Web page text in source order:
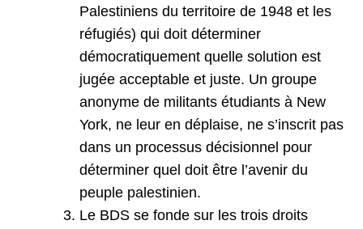
Palestiniens du territoire de 1948 et les
réfugiés) qui doit déterminer
démocratiquement quelle solution est
jugée acceptable et juste. Un groupe
anonyme de militants étudiants à New
York, ne leur en déplaise, ne s’inscrit pas
dans un processus décisionnel pour
déterminer quel doit être l’avenir du
peuple palestinien.
Le BDS se fonde sur les trois droits